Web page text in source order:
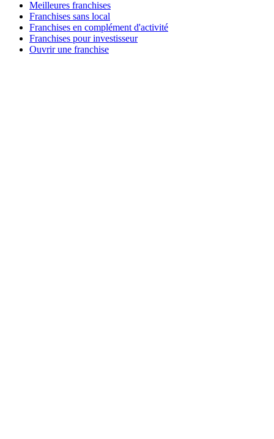
Meilleures franchises
Franchises sans local
Franchises en complément d'activité
Franchises pour investisseur
Ouvrir une franchise